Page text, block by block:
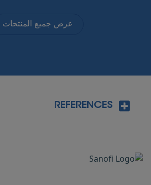
عرض جميع المنتجات
REFERENCES
. Last visited on